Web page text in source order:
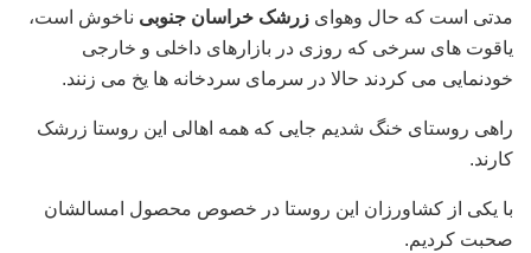
مدتی است که حال وهوای زرشک خراسان جنوبی ناخوش است،
یاقوت های سرخی که روزی در بازارهای داخلی و خارجی
خودنمایی می کردند حالا در سرمای سردخانه ها یخ می زنند.
راهی روستای خنگ شدیم جایی که همه اهالی این روستا زرشک
کارند.
با یکی از کشاورزان این روستا در خصوص محصول امسالشان
صحبت کردیم.